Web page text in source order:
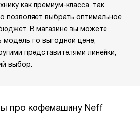
как премиум-класса, так
позволяет выбрать оптимальное
В магазине вы можете
модель по выгодной цене,
представителями линейки,
выбор.
про кофемашину Neff